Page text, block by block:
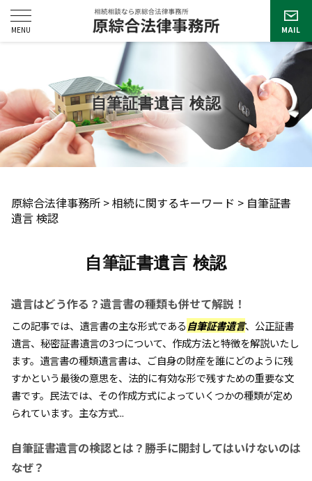
自筆証書遺言 検認
原綜合法律事務所 >相続に関するキーワード > 自筆証書
遺言 検認
自筆証書遺言 検認
遺言はどう作る？遺言書の種類も併せて解説！
この記事では、遺言書の主な形式である自筆証書遺言、公正証書
遺言、秘密証書遺言の3つについて、作成方法と特徴を解説いたし
ます。遺言書の種類遺言書は、ご自身の財産を誰にどのように残
すかという最後の意思を、法的に有効な形で残すための重要な文
書です。民法では、その作成方式によっていくつかの種類が定め
られています。主な方式...
自筆証書遺言の検認とは？勝手に開封してはいけないのは
なぜ？